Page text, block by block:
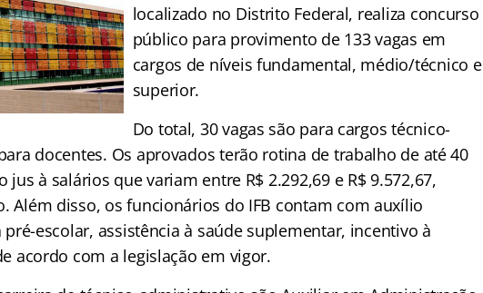
localizado no Distrito Federal, realiza concurso
público para provimento de 133 vagas em
cargos de níveis fundamental, médio/técnico e
superior.
Do total, 30 vagas são para cargos técnico-
docentes. Os aprovados terão rotina de trabalho de até 40
jus à salários que variam entre R$ 2.292,69 e R$ 9.572,67,
Além disso, os funcionários do IFB contam com auxílio
escolar, assistência à saúde suplementar, incentivo à
acordo com a legislação em vigor.